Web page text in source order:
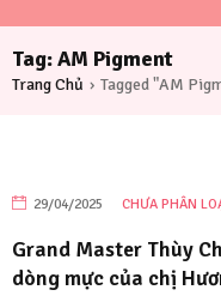
Tag: AM Pigment
Trang Chủ › Tagged "AM
29/04/2025 CHƯA PHÂN
Grand Master Thùy
dòng mực của chị